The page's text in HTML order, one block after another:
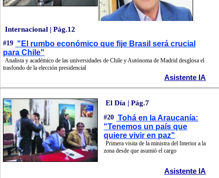
Internacional | Pág.12
#19 "El rumbo económico que fije Brasil será crucial
para Chile"
Analista y académico de las universidades de Chile y Autónoma de Madrid desglosa el
trasfondo de la elección presidencial
Asistente IA
El Día | Pág.7
#20 Tohá en la Araucanía:
"Tenemos un país que
quiere vivir en paz"
Primera visita de la ministra del Interior a la
zona desde que asumió el cargo
Asistente IA